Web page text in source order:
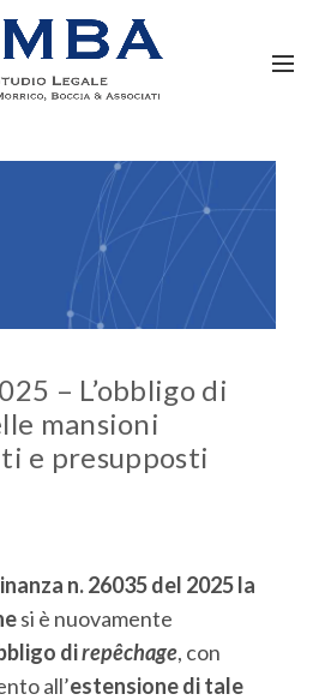
– L’obbligo di
mansioni
e presupposti
n. 26035 del 2025 la
si è nuovamente
direpêchage, con
all’estensione di tale